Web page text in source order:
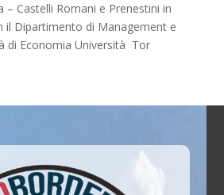
– Castelli Romani e Prenestini in
il Dipartimento di Management e
di Economia Università Tor